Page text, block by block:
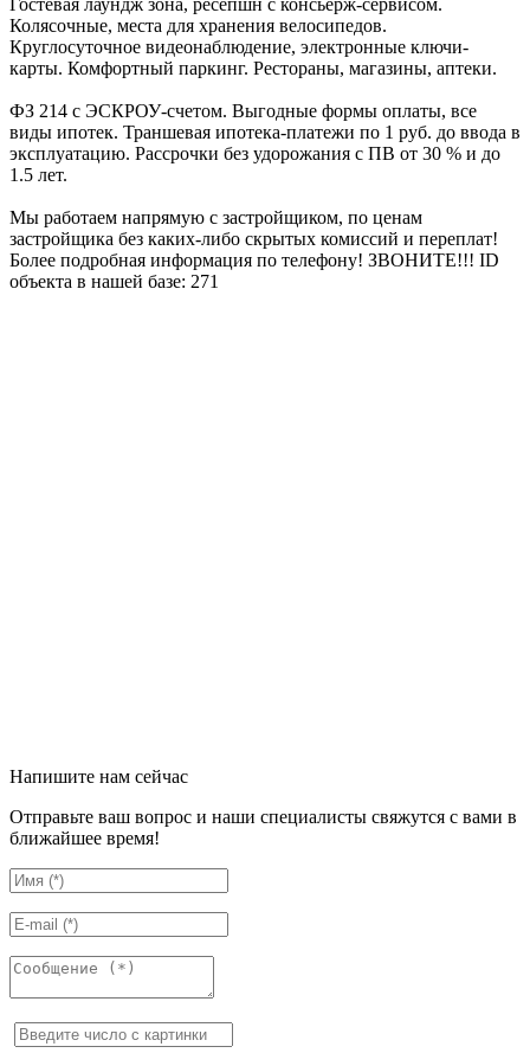
Гостевая лаундж зона, ресепшн с консьерж-сервисом.
Колясочные, места для хранения велосипедов.
Круглосуточное видеонаблюдение, электронные ключи-
карты. Комфортный паркинг. Рестораны, магазины, аптеки.
ФЗ 214 с ЭСКРОУ-счетом. Выгодные формы оплаты, все
виды ипотек. Траншевая ипотека-платежи по 1 руб. до ввода в
эксплуатацию. Рассрочки без удорожания с ПВ от 30 % и до
1.5 лет.
Мы работаем напрямую с застройщиком, по ценам
застройщика без каких-либо скрытых комиссий и переплат!
Более подробная информация по телефону! ЗВОНИТЕ!!! ID
объекта в нашей базе: 271
Напишите нам сейчас
Отправьте ваш вопрос и наши специалисты свяжутся с вами в
ближайшее время!